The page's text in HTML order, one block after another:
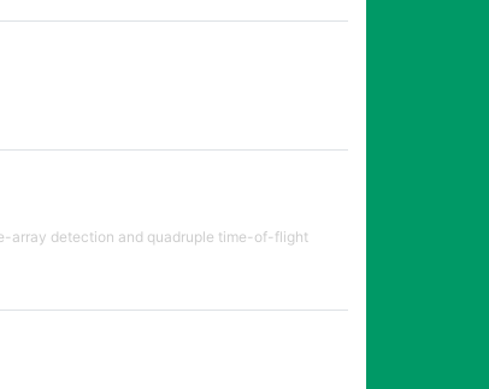
array detection and quadruple time-of-flight